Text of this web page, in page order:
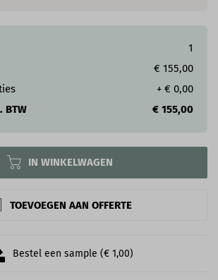
1
€ 155,00
+ € 0,00
BTW
€ 155,00
Bestel een sample (€ 1,00)
IN WINKELWAGEN
TOEVOEGEN AAN OFFERTE